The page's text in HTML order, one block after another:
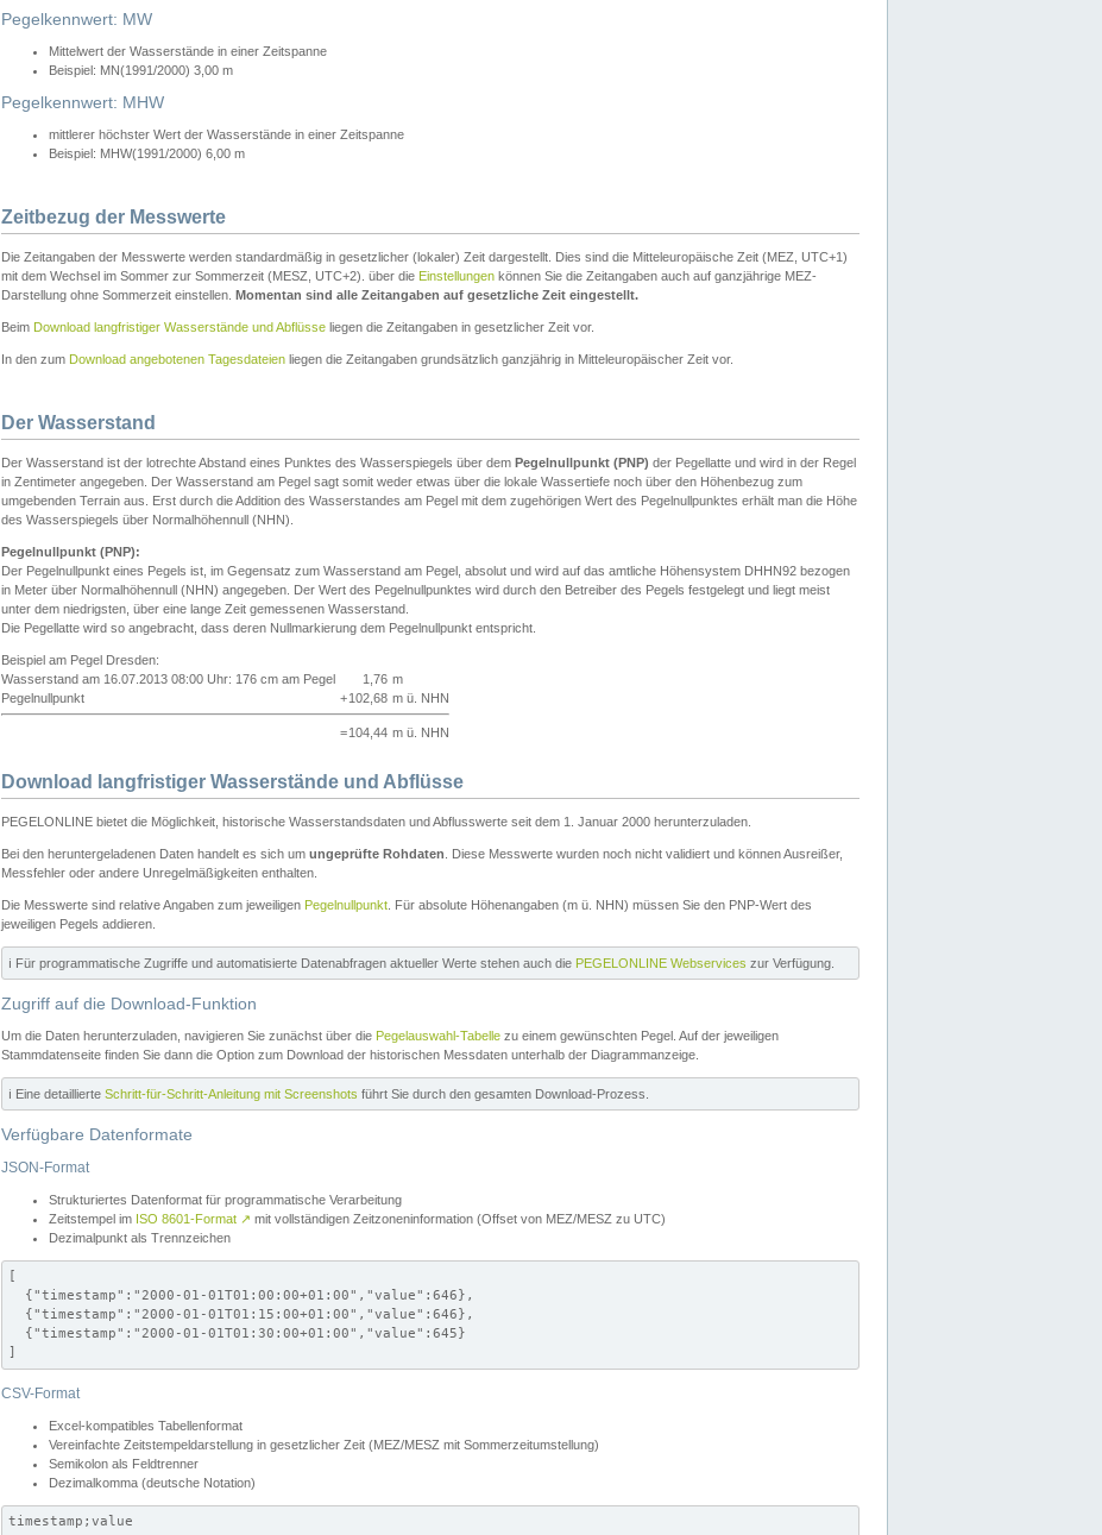
Pegelkennwert: MW
Mittelwert der Wasserstände in einer Zeitspanne
Beispiel: MN(1991/2000) 3,00 m
Pegelkennwert: MHW
mittlerer höchster Wert der Wasserstände in einer Zeitspanne
Beispiel: MHW(1991/2000) 6,00 m
Zeitbezug der Messwerte
Die Zeitangaben der Messwerte werden standardmäßig in gesetzlicher (lokaler) Zeit dargestellt. Dies sind die Mitteleuropäische Zeit (MEZ, UTC+1)
mit dem Wechsel im Sommer zur Sommerzeit (MESZ, UTC+2). über die Einstellungen können Sie die Zeitangaben auch auf ganzjährige MEZ-
Darstellung ohne Sommerzeit einstellen. Momentan sind alle Zeitangaben auf gesetzliche Zeit eingestellt.
Beim Download langfristiger Wasserstände und Abflüsse liegen die Zeitangaben in gesetzlicher Zeit vor.
In den zum Download angebotenen Tagesdateien liegen die Zeitangaben grundsätzlich ganzjährig in Mitteleuropäischer Zeit vor.
Der Wasserstand
Der Wasserstand ist der lotrechte Abstand eines Punktes des Wasserspiegels über dem Pegelnullpunkt (PNP) der Pegellatte und wird in der Regel
in Zentimeter angegeben. Der Wasserstand am Pegel sagt somit weder etwas über die lokale Wassertiefe noch über den Höhenbezug zum
umgebenden Terrain aus. Erst durch die Addition des Wasserstandes am Pegel mit dem zugehörigen Wert des Pegelnullpunktes erhält man die Höhe
des Wasserspiegels über Normalhöhennull (NHN).
Pegelnullpunkt (PNP):
Der Pegelnullpunkt eines Pegels ist, im Gegensatz zum Wasserstand am Pegel, absolut und wird auf das amtliche Höhensystem DHHN92 bezogen
in Meter über Normalhöhennull (NHN) angegeben. Der Wert des Pegelnullpunktes wird durch den Betreiber des Pegels festgelegt und liegt meist
unter dem niedrigsten, über eine lange Zeit gemessenen Wasserstand.
Die Pegellatte wird so angebracht, dass deren Nullmarkierung dem Pegelnullpunkt entspricht.
Beispiel am Pegel Dresden:
Wasserstand am 16.07.2013 08:00 Uhr: 176 cm am Pegel
1,76 m
Pegelnullpunkt
+102,68 m ü. NHN
=104,44 m ü. NHN
Download langfristiger Wasserstände und Abflüsse
PEGELONLINE bietet die Möglichkeit, historische Wasserstandsdaten und Abflusswerte seit dem 1. Januar 2000 herunterzuladen.
Bei den heruntergeladenen Daten handelt es sich um ungeprüfte Rohdaten . Diese Messwerte wurden noch nicht validiert und können Ausreißer,
Messfehler oder andere Unregelmäßigkeiten enthalten.
Die Messwerte sind relative Angaben zum jeweiligen Pegelnullpunkt . Für absolute Höhenangaben (m ü. NHN) müssen Sie den PNP-Wert des
jeweiligen Pegels addieren.
ℹ️ Für programmatische Zugriffe und automatisierte Datenabfragen aktueller Werte stehen auch die PEGELONLINE Webservices zur Verfügung.
Zugriff auf die Download-Funktion
Um die Daten herunterzuladen, navigieren Sie zunächst über die Pegelauswahl-Tabelle zu einem gewünschten Pegel. Auf der jeweiligen
Stammdatenseite finden Sie dann die Option zum Download der historischen Messdaten unterhalb der Diagrammanzeige.
ℹ️ Eine detaillierte Schritt-für-Schritt-Anleitung mit Screenshots führt Sie durch den gesamten Download-Prozess.
Verfügbare Datenformate
JSON-Format
Strukturiertes Datenformat für programmatische Verarbeitung
Zeitstempel im ISO 8601-Format ↗ mit vollständigen Zeitzoneninformation (Offset von MEZ/MESZ zu UTC)
Dezimalpunkt als Trennzeichen
[
  {"timestamp":"2000-01-01T01:00:00+01:00","value":646},
  {"timestamp":"2000-01-01T01:15:00+01:00","value":646},
  {"timestamp":"2000-01-01T01:30:00+01:00","value":645}
]
CSV-Format
Excel-kompatibles Tabellenformat
Vereinfachte Zeitstempeldarstellung in gesetzlicher Zeit (MEZ/MESZ mit Sommerzeitumstellung)
Semikolon als Feldtrenner
Dezimalkomma (deutsche Notation)
timestamp;value